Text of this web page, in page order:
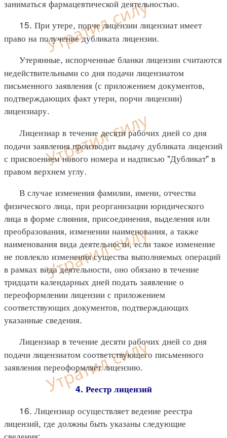
заниматься фармацевтической деятельностью.
15. При утере, порче лицензии лицензиат имеет
право на получение дубликата лицензии.
Утерянные, испорченные бланки лицензии считаются
недействительными со дня подачи лицензиатом
письменного заявления (с приложением документов,
подтверждающих факт утери, порчи лицензии)
лицензиару.
Лицензиар в течение десяти рабочих дней со дня
подачи заявления производит выдачу дубликата лицензий
с присвоением нового номера и надписью "Дубликат" в
правом верхнем углу.
В случае изменения фамилии, имени, отчества
физического лица, при реорганизации юридического
лица в форме слияния, присоединения, выделения или
преобразования, изменении наименования, а также
наименования вида деятельности, если такое изменение
не повлекло изменения существа выполняемых операций
в рамках вида деятельности, оно обязано в течение
тридцати календарных дней подать заявление о
переоформлении лицензии с приложением
соответствующих документов, подтверждающих
указанные сведения.
Лицензиар в течение десяти рабочих дней со дня
подачи лицензиатом соответствующего письменного
заявления переоформляет лицензию.
4. Реестр лицензий
16. Лицензиар осуществляет ведение реестра
лицензий, где должны быть указаны следующие